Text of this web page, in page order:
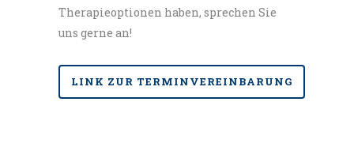
http://www.nakos.de
Reiseimpfungen:
Therapieoptionen haben, sprechen Sie
uns gerne an!
LINK ZUR TERMINVEREINBARUNG